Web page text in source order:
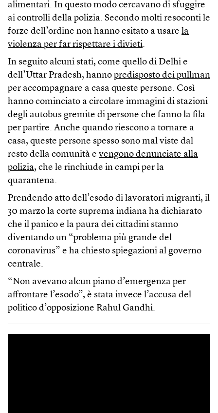
alimentari. In questo modo cercavano di sfuggire
ai controlli della polizia. Secondo molti resoconti le
forze dell’ordine non hanno esitato a usare la
violenza per far rispettare i divieti.
In seguito alcuni stati, come quello di Delhi e
dell’Uttar Pradesh, hanno predisposto dei pullman
per accompagnare a casa queste persone. Così
hanno cominciato a circolare immagini di stazioni
degli autobus gremite di persone che fanno la fila
per partire. Anche quando riescono a tornare a
casa, queste persone spesso sono mal viste dal
resto della comunità e vengono denunciate alla
polizia, che le rinchiude in campi per la
quarantena.
Prendendo atto dell’esodo di lavoratori migranti, il
30 marzo la corte suprema indiana ha dichiarato
che il panico e la paura dei cittadini stanno
diventando un “problema più grande del
coronavirus” e ha chiesto spiegazioni al governo
centrale.
“Non avevano alcun piano d’emergenza per
affrontare l’esodo”, è stata invece l’accusa del
politico d’opposizione Rahul Gandhi.